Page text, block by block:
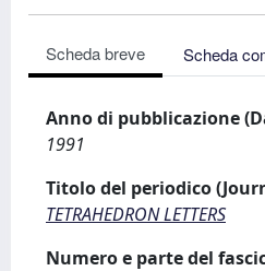
Scheda breve Scheda
Anno di pubblicazione
1991
Titolo del periodico
TETRAHEDRON LETTERS
Numero e parte del